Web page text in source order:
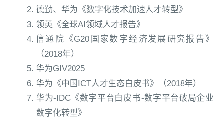
德勤、华为《数字化技术加速人才转型》
领英《全球AI领域人才报告》
信通院《G20国家数字经济发展研究报告》
（2018年）
华为GIV2025
华为《中国ICT人才生态白皮书》（2018年）
华为-IDC《数字平台白皮书-数字平台破局企业
数字化转型》